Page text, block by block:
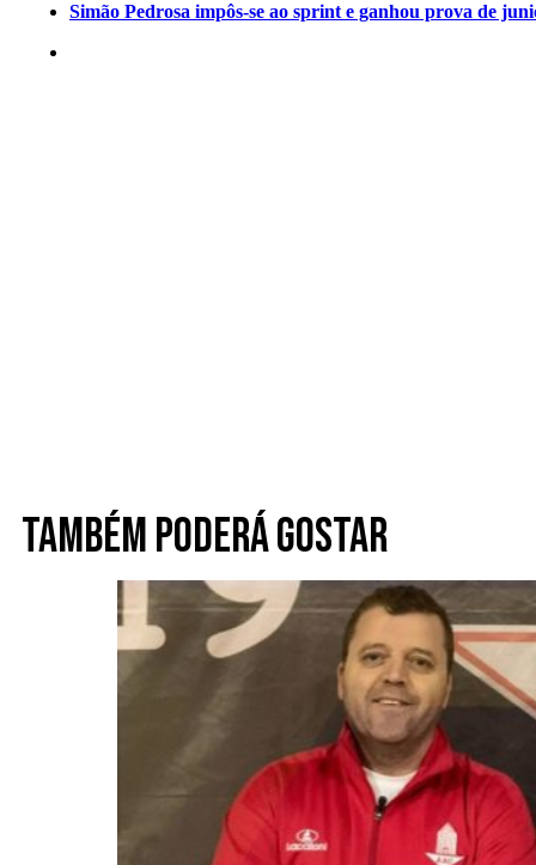
Simão Pedrosa impôs-se ao sprint e ganhou prova de
Também poderá gostar